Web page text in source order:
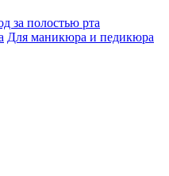
за полостью рта
Для маникюра и педикюра